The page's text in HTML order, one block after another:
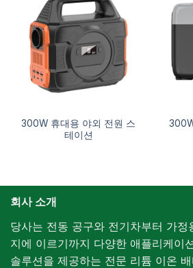
300W 휴대용 야외 전원 스
테이션
회사 소개
당사는 전동 공구와 전기차부터 가정
지에 이르기까지 다양한 애플리케이
솔루션을 제공하는 전문 리튬 이온